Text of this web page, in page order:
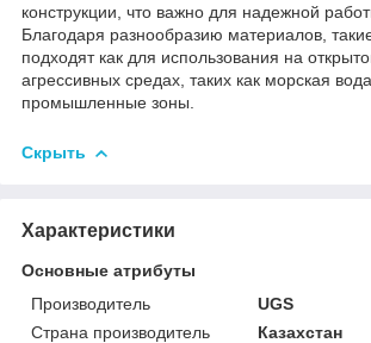
конструкции, что важно для надежной
Благодаря разнообразию материалов,
подходят как для использования на
агрессивных средах, таких как морская
промышленные зоны.
Скрыть
Характеристики
Основные атрибуты
Производитель
UGS
Страна производитель
Казахстан